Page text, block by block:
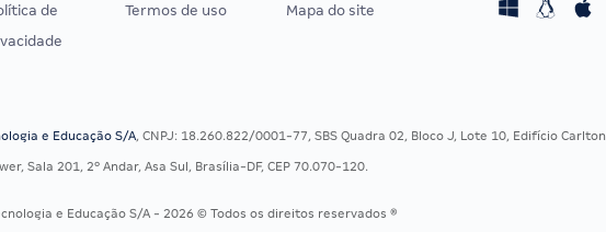
de
Termos de uso Mapa do site
e Educação S/A, CNPJ: 18.260.822/0001-77, SBS Quadra 02, Bloco J, Lote 10, Edifício Carlton
Sala 201, 2º Andar, Asa Sul, Brasília-DF, CEP 70.070-120.
e Educação S/A - 2026 © Todos os direitos reservados ®